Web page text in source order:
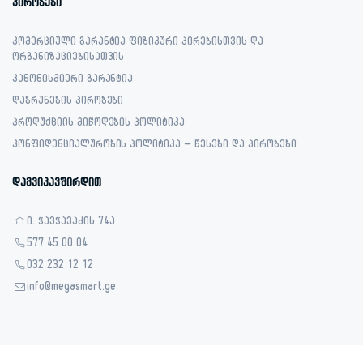
პირობები
კომერციული გარანტია ფიზიკური პირებისთვის და
ორგანიზაციებისათვის
კანონისმიერი გარანტია
დაბრუნების პირობები
პროდუქციის მიწოდების პოლიტიკა
კონფიდენციალურობის პოლიტიკა – წესები და პირობები
დაგვიკავშირდით
ი. ჭავჭავაძის 74ა
577 45 00 04
032 232 12 12
info@megasmart.ge